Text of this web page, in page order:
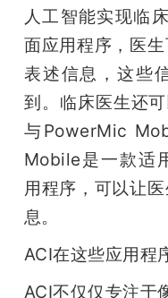
人工智能实现临
面应用程序，医
表述信息，这些
到。临床医生还
与PowerMic
Mobile是一款适
用程序，可以让
息。
ACI在这些应用程
ACI不仅仅专注于